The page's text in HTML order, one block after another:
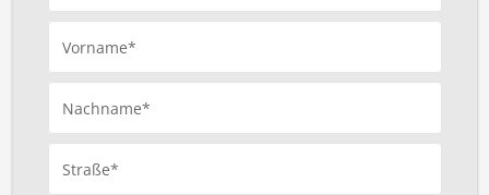
Vorname*
Nachname*
Straße*